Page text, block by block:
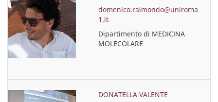
domenico.raimondo@uniroma
1.it
Dipartimento di MEDICINA
MOLECOLARE
DONATELLA VALENTE